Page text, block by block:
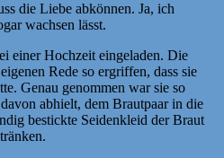
die Liebe abkönnen. Ja, ich
wachsen lässt.
einer Hochzeit eingeladen. Die
Rede so ergriffen, dass sie
Genau genommen war sie so
abhielt, dem Brautpaar in die
bestickte Seidenkleid der Braut